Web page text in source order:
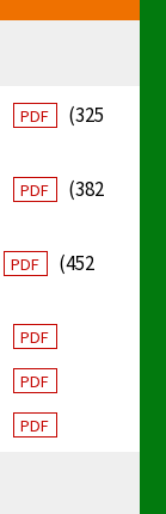
PDF
(325
PDF
(382
PDF
(452
PDF
PDF
PDF